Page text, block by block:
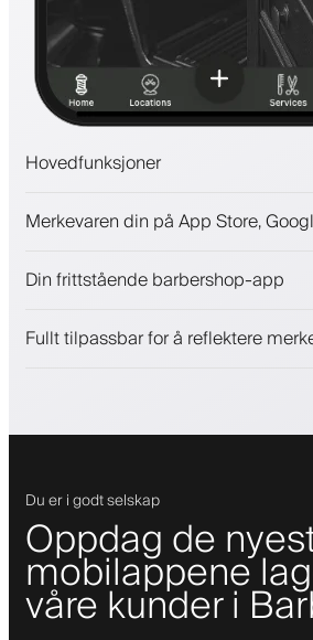
Hovedfunksjoner
Betalinger, sikkerhetsdepositum
Engasjer kunder med et
Merkevaren din på App Store,
Din frittstående barbershop-app
Fullt tilpassbar for å reflektere
Du er i godt selskap
Oppdag de
mobilappene
våre kunder i